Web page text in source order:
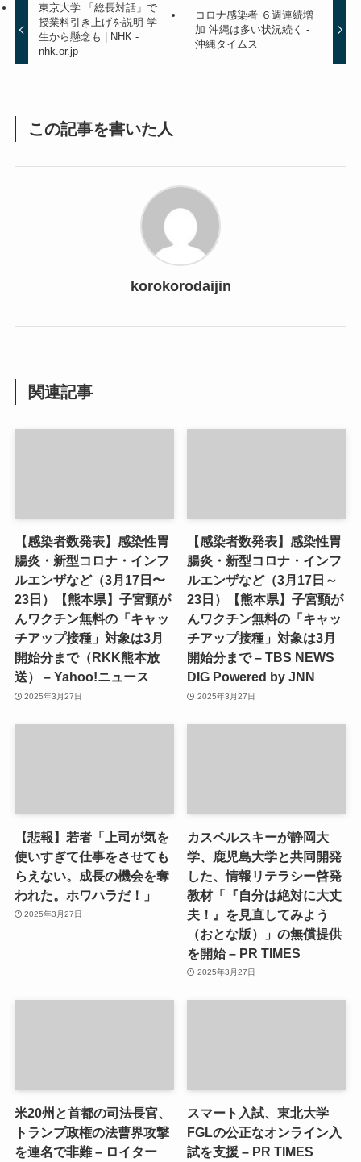
東京大学 「総長対話」で
授業料引き上げを説明 学
生から懸念も | NHK -
nhk.or.jp
コロナ感染者 ６週連続増
加 沖縄は多い状況続く -
沖縄タイムス
この記事を書いた人
korokorodaijin
関連記事
【感染者数発表】感染性胃
腸炎・新型コロナ・インフ
ルエンザなど（3月17日〜
23日）【熊本県】子宮頸が
んワクチン無料の「キャッ
チアップ接種」対象は3月
開始分まで（RKK熊本放
送） – Yahoo!ニュース
2025年3月27日
【感染者数発表】感染性胃
腸炎・新型コロナ・インフ
ルエンザなど（3月17日～
23日）【熊本県】子宮頸が
んワクチン無料の「キャッ
チアップ接種」対象は3月
開始分まで – TBS NEWS
DIG Powered by JNN
2025年3月27日
【悲報】若者「上司が気を
使いすぎて仕事をさせても
らえない。成長の機会を奪
われた。ホワハラだ！」
2025年3月27日
カスペルスキーが静岡大
学、鹿児島大学と共同開発
した、情報リテラシー啓発
教材「『自分は絶対に大丈
夫！』を見直してみよう
（おとな版）」の無償提供
を開始 – PR TIMES
2025年3月27日
米20州と首都の司法長官、
トランプ政権の法曹界攻撃
を連名で非難 – ロイター
スマート入試、東北大学
FGLの公正なオンライン入
試を支援 – PR TIMES